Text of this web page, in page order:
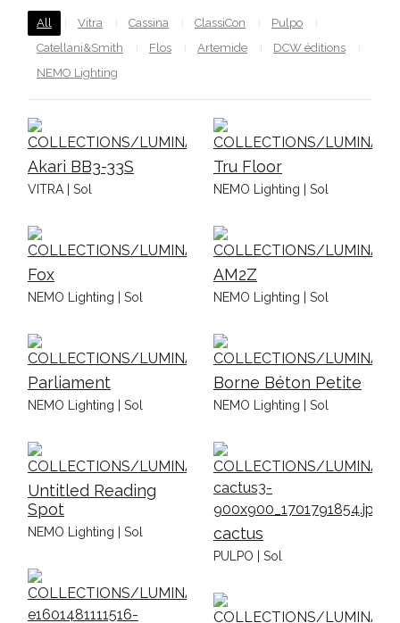
All Vitra Cassina ClassiCon
Pulpo
Catellani&Smith
Flos Artemide
DCW éditions
NEMO Lighting
Akari BB3-33S
VITRA | Sol
Tru Floor
NEMO Lighting | Sol
Fox
NEMO Lighting | Sol
AM2Z
NEMO Lighting | Sol
Parliament
NEMO Lighting | Sol
Borne Béton Petite
NEMO Lighting | Sol
Untitled Reading
Spot
NEMO Lighting | Sol cactus
PULPO | Sol